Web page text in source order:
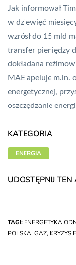
Jak informował
w dziewięć
wzrósł do 15 mld
transfer pieniędzy
dokładana
MAE apeluje m.in.
energetycznej,
oszczędzanie
KATEGORIA
ENERGIA
UDOSTĘPNIJ TEN
TAGI: ENERGETYKA
POLSKA, GAZ, KRYZYS